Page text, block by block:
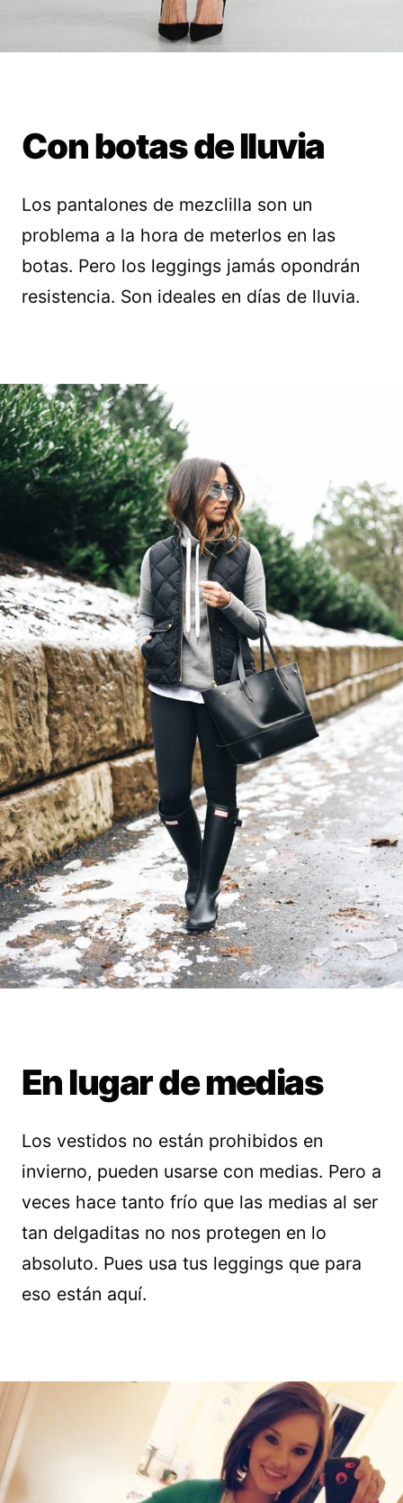
Con botas de lluvia
Los pantalones de mezclilla son un
problema a la hora de meterlos en las
botas. Pero los leggings jamás opondrán
resistencia. Son ideales en días de lluvia.
En lugar de medias
Los vestidos no están prohibidos en
invierno, pueden usarse con medias. Pero a
veces hace tanto frío que las medias al ser
tan delgaditas no nos protegen en lo
absoluto. Pues usa tus leggings que para
eso están aquí.